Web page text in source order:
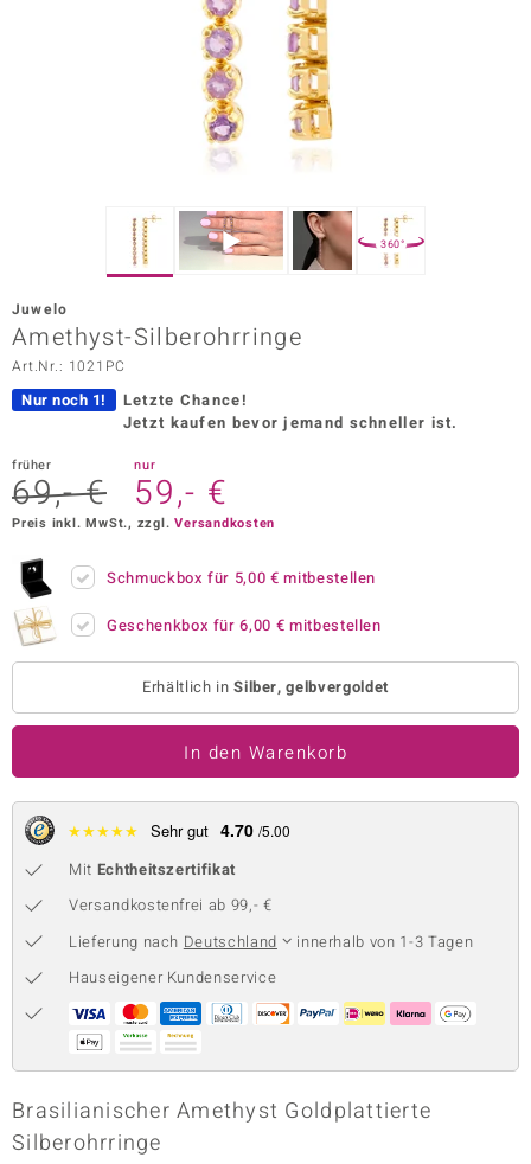
Vogue
Collection
Collection
Classics
360°
Juwelo
Amethyst-Silberohrringe
Art.Nr.: 1021PC
Nur noch 1!
Letzte Chance!
Jetzt kaufen bevor jemand schneller ist.
früher
69,- €
nur
59,- €
Preis inkl. MwSt., zzgl.Versandkosten
Schmuckbox für 5,00 € mitbestellen
Geschenkbox für6,00 € mitbestellen
Erhältlich inSilber, gelbvergoldet
In den Warenkorb
★★★★★ Sehr gut 4.70 /5.00
Mit Echtheitszertifikat
Versandkostenfrei ab 99,- €
Lieferung nach Deutschland
innerhalb von 1-3 Tagen
Hauseigener Kundenservice
Brasilianischer Amethyst Goldplattierte
Silberohrringe